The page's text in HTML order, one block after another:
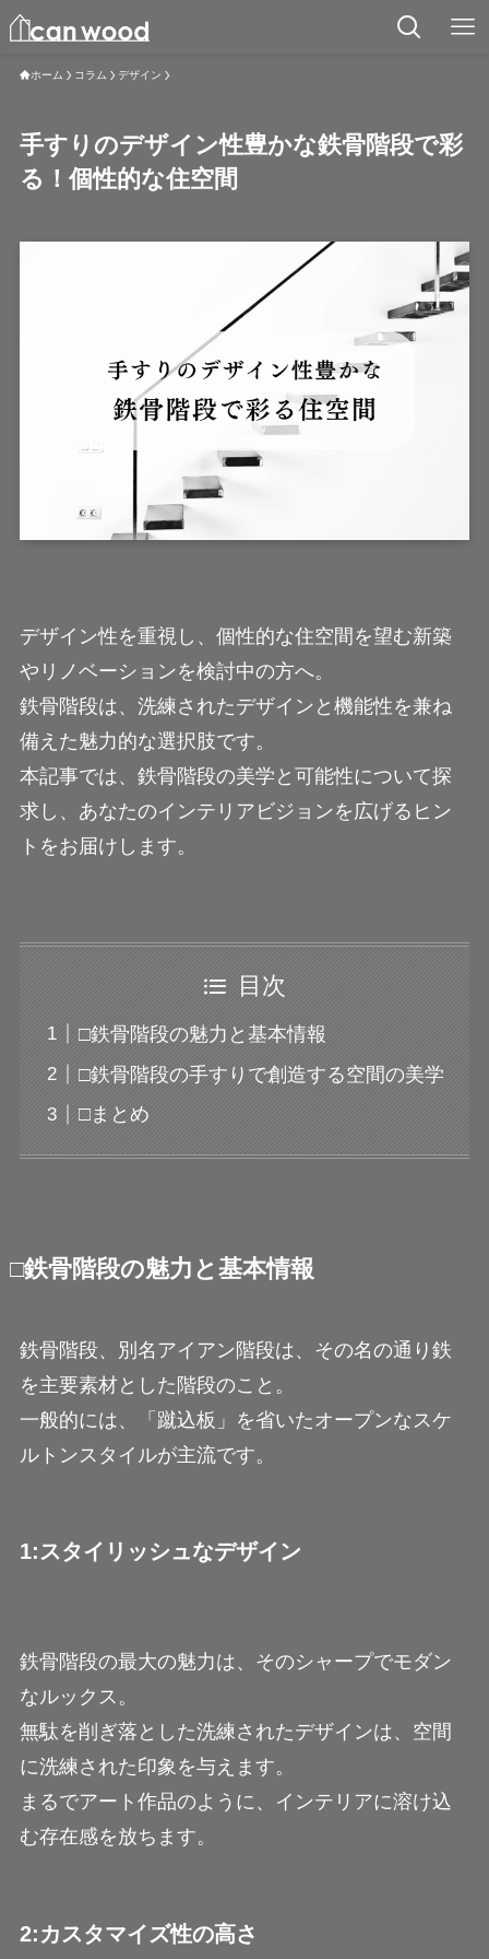
ホーム コラム デザイン
手すりのデザイン性豊かな鉄骨階段で彩
る！個性的な住空間
デザイン性を重視し、個性的な住空間を望む新築
やリノベーションを検討中の方へ。
鉄骨階段は、洗練されたデザインと機能性を兼ね
備えた魅力的な選択肢です。
本記事では、鉄骨階段の美学と可能性について探
求し、あなたのインテリアビジョンを広げるヒン
トをお届けします。
目次
□鉄骨階段の魅力と基本情報
□鉄骨階段の手すりで創造する空間の美学
□まとめ
□鉄骨階段の魅力と基本情報
鉄骨階段、別名アイアン階段は、その名の通り鉄
を主要素材とした階段のこと。
一般的には、「蹴込板」を省いたオープンなスケ
ルトンスタイルが主流です。
1:スタイリッシュなデザイン
鉄骨階段の最大の魅力は、そのシャープでモダン
なルックス。
無駄を削ぎ落とした洗練されたデザインは、空間
に洗練された印象を与えます。
まるでアート作品のように、インテリアに溶け込
む存在感を放ちます。
2:カスタマイズ性の高さ